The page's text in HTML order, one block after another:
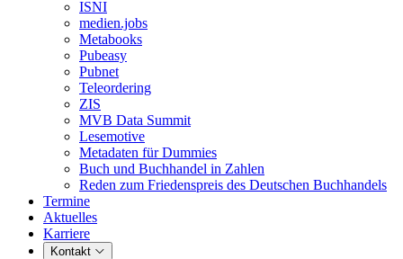
ISNI
medien.jobs
Metabooks
Pubeasy
Pubnet
Teleordering
ZIS
MVB Data Summit
Lesemotive
Metadaten für Dummies
Buch und Buchhandel in Zahlen
Reden zum Friedenspreis des Deutschen Buchhandels
Termine
Aktuelles
Karriere
Kontakt